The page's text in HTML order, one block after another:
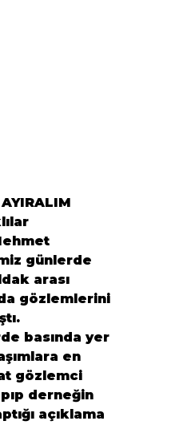
günlerde
arası
gözlemlerini
basında yer
en
gözlemci
derneğin
açıklama